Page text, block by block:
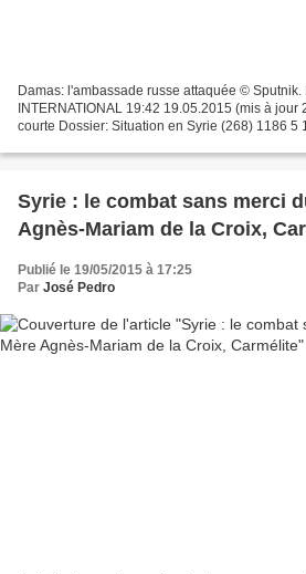
Damas: l'ambassade russe attaquée ©
INTERNATIONAL 19:42 19.05.2015 (mis à jour
courte Dossier: Situation en Syrie (268) 1186 5
Syrie : le combat sans merci
Agnès-Mariam de la Croix,
Publié le 19/05/2015 à 17:25
Par José Pedro